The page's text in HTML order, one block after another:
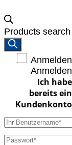
Products search
Anmelden
Anmelden